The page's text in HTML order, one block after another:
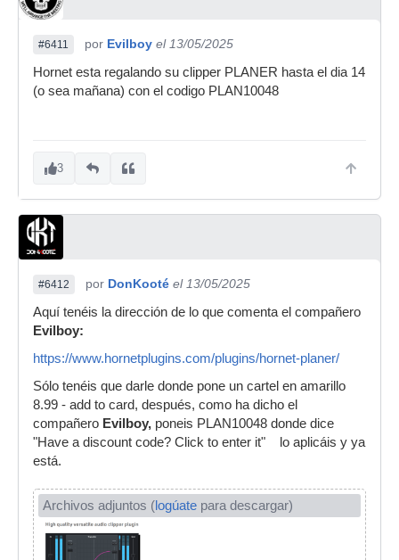
#6411 por Evilboy el 13/05/2025
Hornet esta regalando su clipper PLANER hasta el dia 14
(o sea mañana) con el codigo PLAN10048
3
#6412 por DonKooté el 13/05/2025
Aquí tenéis la dirección de lo que comenta el compañero
Evilboy:
https://www.hornetplugins.com/plugins/hornet-planer/
Sólo tenéis que darle donde pone un cartel en amarillo
8.99 - add to card, después, como ha dicho el
compañero Evilboy, poneis PLAN10048 donde dice
"Have a discount code? Click to enter it" lo aplicáis y ya
está.
Archivos adjuntos (logúate para descargar)